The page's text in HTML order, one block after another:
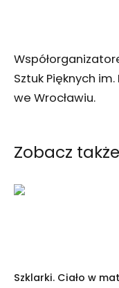
Sztuk Pięknych
we Wrocławiu.
Zobacz
Szklarki. Ciało w